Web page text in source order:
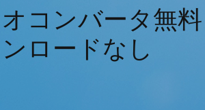
コンバータ無料
ロードなし